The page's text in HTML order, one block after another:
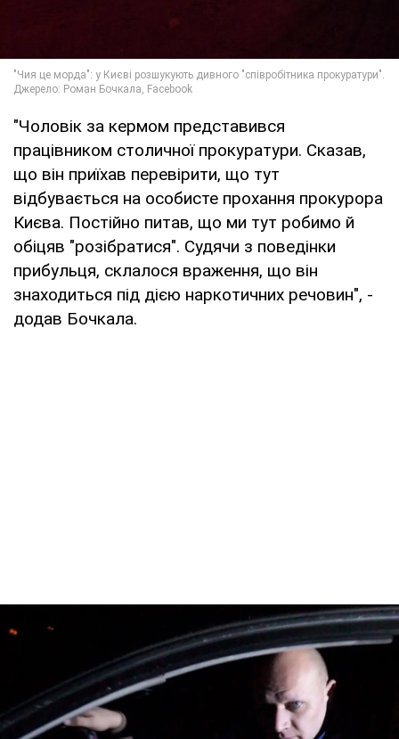
"Чоловік за кермом представився
працівником столичної прокуратури. Сказав,
що він приїхав перевірити, що тут
відбувається на особисте прохання прокурора
Києва. Постійно питав, що ми тут робимо й
обіцяв "розібратися". Судячи з поведінки
прибульця, склалося враження, що він
знаходиться під дією наркотичних речовин", -
додав Бочкала.